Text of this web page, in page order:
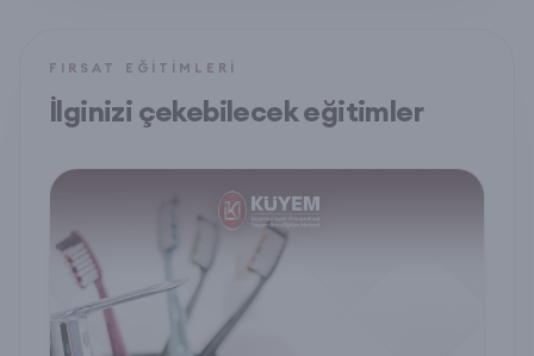
FIRSAT EĞITIMLERI
İlginizi çekebilecek eğitimler